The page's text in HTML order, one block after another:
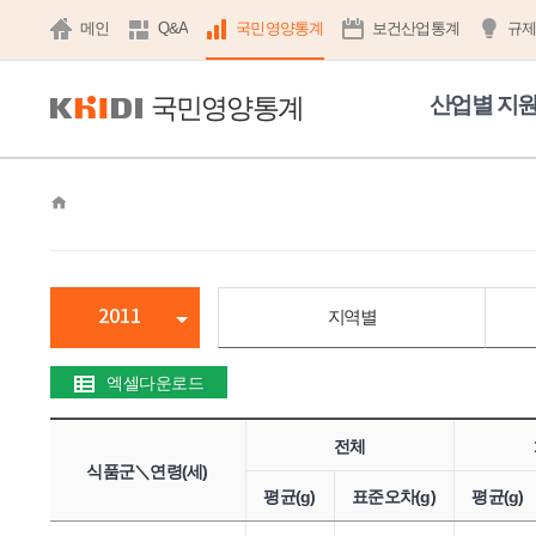
메인 Q&A 국민영양통계 보건산업통계 규
국민영양통계 산업별 지
home
2011 지역별
엑셀다운로드
식품군＼연령(세)
전체
평균(g) 표준오차(g) 평균(g)